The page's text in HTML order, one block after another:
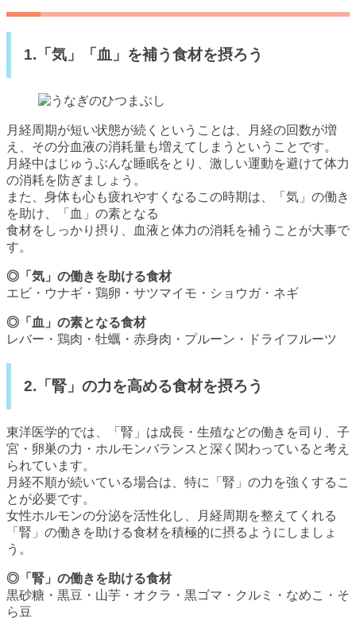
1.「気」「血」を補う食材を摂ろう
月経周期が短い状態が続くということは、月経の回数が増
え、その分血液の消耗量も増えてしまうということです。
月経中はじゅうぶんな睡眠をとり、激しい運動を避けて体力
の消耗を防ぎましょう。
また、身体も心も疲れやすくなるこの時期は、「気」の働き
を助け、「血」の素となる
食材をしっかり摂り、血液と体力の消耗を補うことが大事で
す。
◎「気」の働きを助ける食材
エビ・ウナギ・鶏卵・サツマイモ・ショウガ・ネギ
◎「血」の素となる食材
レバー・鶏肉・牡蠣・赤身肉・プルーン・ドライフルーツ
2.「腎」の力を高める食材を摂ろう
東洋医学的では、「腎」は成長・生殖などの働きを司り、子
宮・卵巣の力・ホルモンバランスと深く関わっていると考え
られています。
月経不順が続いている場合は、特に「腎」の力を強くするこ
とが必要です。
女性ホルモンの分泌を活性化し、月経周期を整えてくれる
「腎」の働きを助ける食材を積極的に摂るようにしましょ
う。
◎「腎」の働きを助ける食材
黒砂糖・黒豆・山芋・オクラ・黒ゴマ・クルミ・なめこ・そ
ら豆